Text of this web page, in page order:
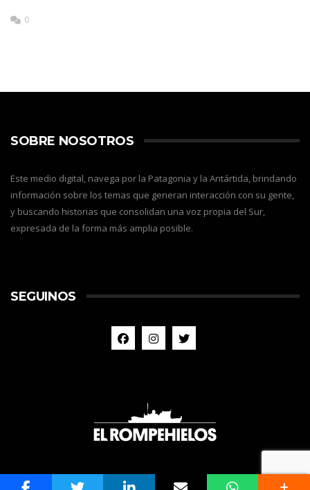
0
SOBRE NOSOTROS
Este medio digital, navega por la Patagonia y la Antártida, brindando
información sobre los temas que generan interacción con su gente,
y buscando historias que consolidan una voz propia del Sur,
expresada de la forma más amplia posible.
SEGUINOS